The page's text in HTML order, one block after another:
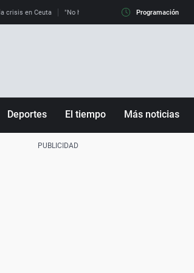
crisis en Ceuta "No hay mafias, que no nos engañen":
Programación
Deportes El tiempo Más noticias